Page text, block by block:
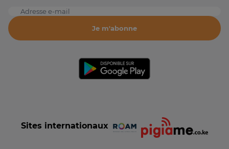
Adresse e-mail
Je m'abonne
Sites internationaux